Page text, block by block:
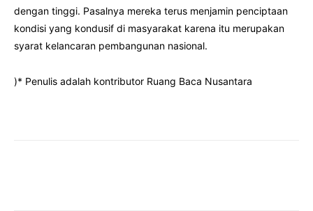
dengan tinggi. Pasalnya mereka terus menjamin penciptaan
kondisi yang kondusif di masyarakat karena itu merupakan
syarat kelancaran pembangunan nasional.
)* Penulis adalah kontributor Ruang Baca Nusantara